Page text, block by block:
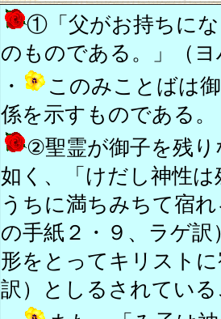
①「父がお持ちに
のものである。」（
・
このみことばは
係を示すものである。
②聖霊が御子を残
如く、「けだし神性
うちに満ちみちて宿
の手紙２・９、ラゲ
形をとってキリスト
訳）としるされてい